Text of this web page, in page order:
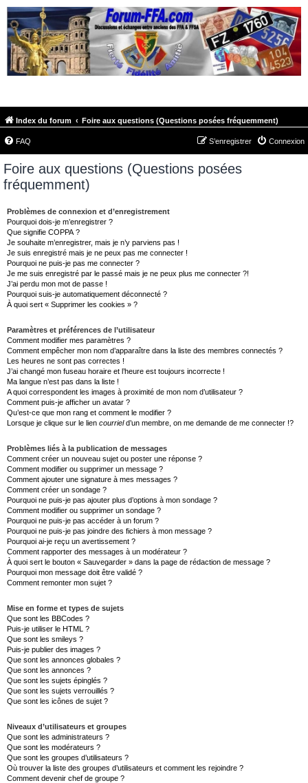
Index du forum Foire aux questions (Questions posées fréquemment)
FAQ Connexion
S’enregistrer
Foire aux questions (Questions posées
fréquemment)
Problèmes de connexion et d’enregistrement
Pourquoi dois-je m’enregistrer ?
Que signifie COPPA ?
Je souhaite m’enregistrer, mais je n’y parviens pas !
Je suis enregistré mais je ne peux pas me connecter !
Pourquoi ne puis-je pas me connecter ?
Je me suis enregistré par le passé mais je ne peux plus me connecter ?!
J’ai perdu mon mot de passe !
Pourquoi suis-je automatiquement déconnecté ?
À quoi sert « Supprimer les cookies » ?
Paramètres et préférences de l’utilisateur
Comment modifier mes paramètres ?
Comment empêcher mon nom d’apparaître dans la liste des membres connectés ?
Les heures ne sont pas correctes !
J’ai changé mon fuseau horaire et l’heure est toujours incorrecte !
Ma langue n’est pas dans la liste !
A quoi correspondent les images à proximité de mon nom d’utilisateur ?
Comment puis-je afficher un avatar ?
Qu’est-ce que mon rang et comment le modifier ?
Lorsque je clique sur le lien courrield’un membre, on me demande de me connecter !?
Problèmes liés à la publication de messages
Comment créer un nouveau sujet ou poster une réponse ?
Comment modifier ou supprimer un message ?
Comment ajouter une signature à mes messages ?
Comment créer un sondage ?
Pourquoi ne puis-je pas ajouter plus d’options à mon sondage ?
Comment modifier ou supprimer un sondage ?
Pourquoi ne puis-je pas accéder à un forum ?
Pourquoi ne puis-je pas joindre des fichiers à mon message ?
Pourquoi ai-je reçu un avertissement ?
Comment rapporter des messages à un modérateur ?
À quoi sert le bouton « Sauvegarder » dans la page de rédaction de message ?
Pourquoi mon message doit être validé ?
Comment remonter mon sujet ?
Mise en forme et types de sujets
Que sont les BBCodes ?
Puis-je utiliser le HTML ?
Que sont les smileys ?
Puis-je publier des images ?
Que sont les annonces globales ?
Que sont les annonces ?
Que sont les sujets épinglés ?
Que sont les sujets verrouillés ?
Que sont les icônes de sujet ?
Niveaux d’utilisateurs et groupes
Que sont les administrateurs ?
Que sont les modérateurs ?
Que sont les groupes d’utilisateurs ?
Où trouver la liste des groupes d’utilisateurs et comment les rejoindre ?
Comment devenir chef de groupe ?